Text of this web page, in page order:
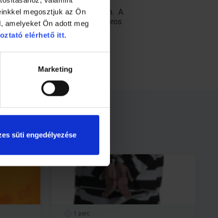
megosztjuk az Ön
amelyeket Ön adott meg
elérhető itt.
Marketing
süti engedélyezése
ezredforduló környékén a
gépjárműállományban. A
Ezt követi a fekete, a kék, a piros
szerint, a nappali
1 perc